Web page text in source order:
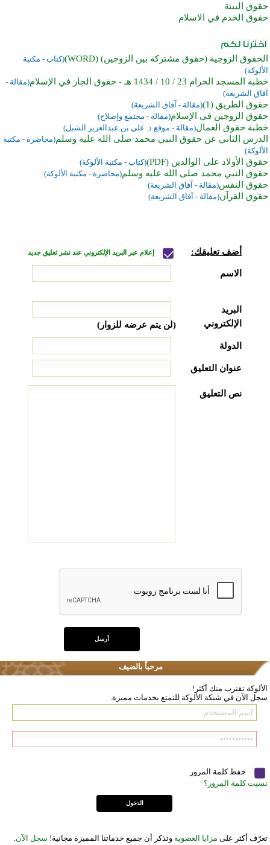
حقوق البيئة
حقوق الخدم في الاسلام
الحقوق الزوجية (حقوق مشتركة بين الزوجين) (WORD)
(كتاب - مكتبة
الألوكة)
خطبة المسجد الحرام 23 / 10 / 1434 هـ - حقوق الجار في الإسلام
(مقالة -
آفاق الشريعة)
حقوق الطريق (1) (مقالة - آفاق الشريعة)
حقوق الزوجين في الإسلام(مقالة - مجتمع وإصلاح)
خطبة حقوق العمال(مقالة - موقع د. علي بن عبدالعزيز الشبل)
الدرس الثاني عن حقوق النبي محمد صلى الله عليه وسلم(محاضرة - مكتبة
الألوكة)
حقوق الأولاد على الوالدين (PDF) (كتاب - مكتبة الألوكة)
حقوق النبي محمد صلى الله عليه وسلم(محاضرة - مكتبة الألوكة)
حقوق النفس(مقالة - آفاق الشريعة)
حقوق القرآن(مقالة - آفاق الشريعة)
أضف تعليقك: إعلام عبر البريد الإلكتروني عند نشر تعليق جديد
الاسم
البريد
الإلكتروني
(لن يتم عرضه للزوار)
الدولة
عنوان التعليق
نص التعليق
مرحباً بالضيف
الألوكة تقترب منك أكثر!
سجل الآن في شبكة الألوكة للتمتع بخدمات مميزة.
حفظ كلمة المرور
نسيت كلمة المرور؟
تعرّف أكثر على مزايا العضوية وتذكر أن جميع خدماتنا المميزة مجانية! سجل الآن